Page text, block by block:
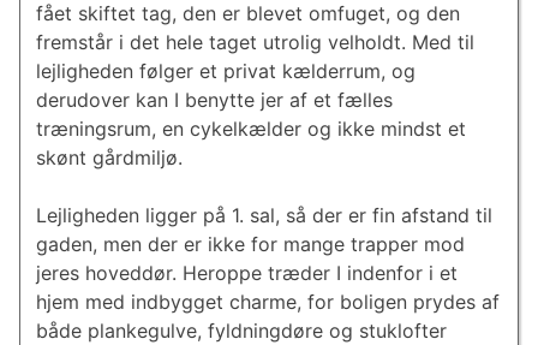
fået skiftet tag, den er blevet omfuget, og den
fremstår i det hele taget utrolig velholdt. Med til
lejligheden følger et privat kælderrum, og
derudover kan I benytte jer af et fælles
træningsrum, en cykelkælder og ikke mindst et
skønt gårdmiljø.
Lejligheden ligger på 1. sal, så der er fin afstand til
gaden, men der er ikke for mange trapper mod
jeres hoveddør. Heroppe træder I indenfor i et
hjem med indbygget charme, for boligen prydes af
både plankegulve, fyldningdøre og stuklofter